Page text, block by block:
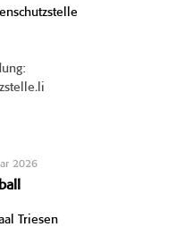
2026
Triesen